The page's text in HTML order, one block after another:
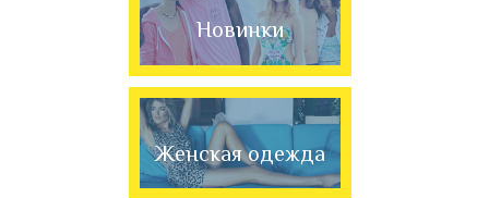
Новинки
Женская одежда